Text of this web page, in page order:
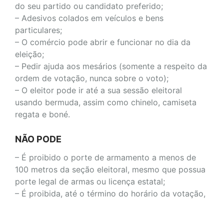
do seu partido ou candidato preferido;
– Adesivos colados em veículos e bens
particulares;
– O comércio pode abrir e funcionar no dia da
eleição;
– Pedir ajuda aos mesários (somente a respeito da
ordem de votação, nunca sobre o voto);
– O eleitor pode ir até a sua sessão eleitoral
usando bermuda, assim como chinelo, camiseta
regata e boné.
NÃO PODE
– É proibido o porte de armamento a menos de
100 metros da seção eleitoral, mesmo que possua
porte legal de armas ou licença estatal;
– É proibida, até o término do horário da votação,